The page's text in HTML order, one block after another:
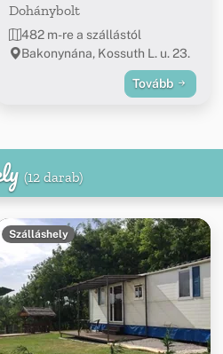
Dohánybolt
482 m-re a szállástól
Bakonynána, Kossuth L. u. 23.
Tovább
(12 darab)
Szálláshely